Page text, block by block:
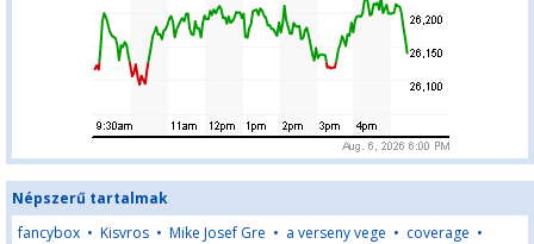
Népszerű tartalmak
fancybox • Kisvros • Mike Josef Gre • a verseny vege • coverage •